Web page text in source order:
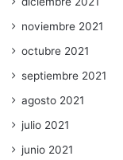
noviembre 2021
octubre 2021
septiembre 2021
agosto 2021
julio 2021
junio 2021